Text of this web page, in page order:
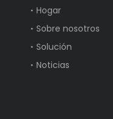
Hogar
Sobre nosotros
Solución
Noticias